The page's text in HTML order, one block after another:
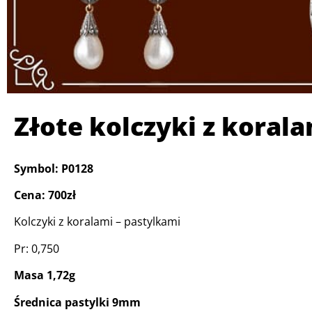
Złote kolczyki z
Symbol: P0128
Cena: 700zł
Kolczyki z koralami – pastylkami
Pr: 0,750
Masa 1,72g
Średnica pastylki 9mm